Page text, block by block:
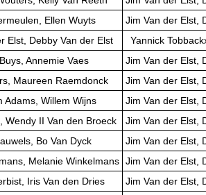
Ellen Wuyts
Jim Van der Elst,
Elst, Debby Van der Elst
Yannick
Annemie Vaes
Jim Van der Elst,
Maureen Raemdonck
Jim Van der Elst,
Adams, Willem Wijns
Jim Van der Elst,
Wendy II Van den Broeck
Jim Van der Elst,
Bo Van Dyck
Jim Van der Elst,
Melanie Winkelmans Jim Van der Elst,
Iris Van den Dries
Jim Van der Elst,